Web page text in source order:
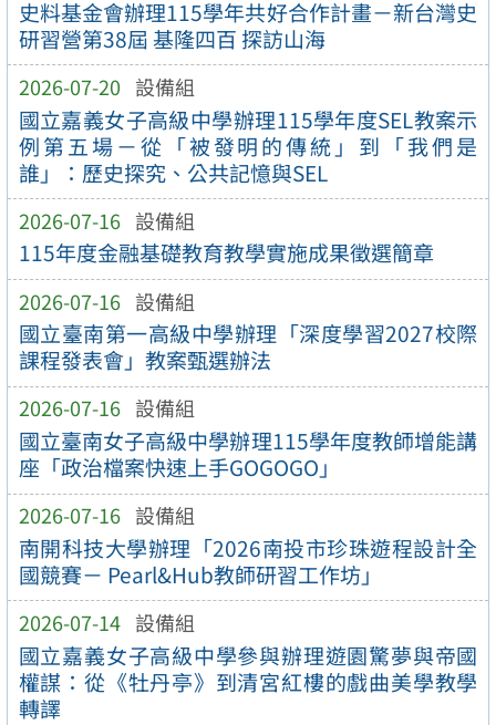
史料基金會辦理115學年共好合作計畫－新台灣史
研習營第38屆 基隆四百 探訪山海
2026-07-20 設備組
國立嘉義女子高級中學辦理115學年度SEL教案示
例第五場－從「被發明的傳統」到「我們是
誰」：歷史探究、公共記憶與SEL
2026-07-16 設備組
115年度金融基礎教育教學實施成果徵選簡章
2026-07-16 設備組
國立臺南第一高級中學辦理「深度學習2027校際
課程發表會」教案甄選辦法
2026-07-16 設備組
國立臺南女子高級中學辦理115學年度教師增能講
座「政治檔案快速上手GOGOGO」
2026-07-16 設備組
南開科技大學辦理「2026南投市珍珠遊程設計全
國競賽－ Pearl&Hub教師研習工作坊」
2026-07-14 設備組
國立嘉義女子高級中學參與辦理遊園驚夢與帝國
權謀：從《牡丹亭》到清宮紅樓的戲曲美學教學
轉譯